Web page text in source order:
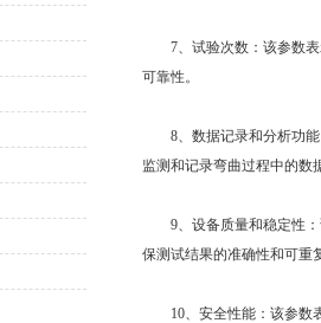
7、试验次数：该参数表
可靠性。
8、数据记录和分析功能
监测和记录弯曲过程中的数
9、设备质量和稳定性：
保测试结果的准确性和可重
10、安全性能：该参数